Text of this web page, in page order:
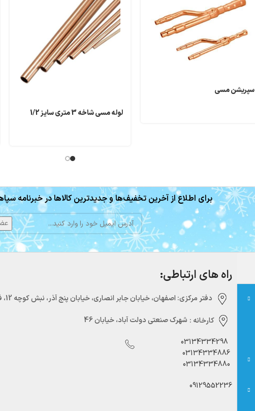
سپریشن مسی
لوله مسی شاخه 3 متری سایز 1/2
برای اطلاع از آخرین تخفیف‌ها و جدیدترین کالاها در خبرنامه
راه های ارتباطی:
دفتر مرکزی:‌ اصفهان، خیابان جابر انصاری، خیابان پنج آذر، نبش کوچه 12، فروشگاه سپاهان سرما
کارخانه : شهرک صنعتی دولت آباد، خیابان 46
03134334298
03134334886
03134334880
09129552236